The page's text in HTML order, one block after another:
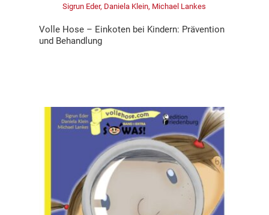
Sigrun Eder, Daniela Klein, Michael Lankes
Volle Hose – Einkoten bei Kindern: Prävention
und Behandlung